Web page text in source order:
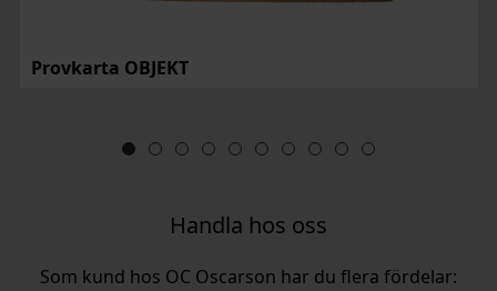
Provkarta OBJEKT
Handla hos oss
Som kund hos OC Oscarson har du flera fördelar: